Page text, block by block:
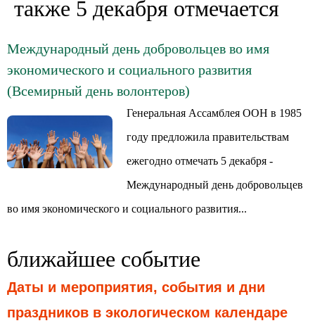
также 5 декабря отмечается
Международный день добровольцев во имя
экономического и социального развития
(Всемирный день волонтеров)
Генеральная Ассамблея ООН в 1985
году предложила правительствам
ежегодно отмечать 5 декабря -
Международный день добровольцев
во имя экономического и социального развития...
ближайшее событие
Даты и мероприятия, события и дни
праздников в экологическом календаре